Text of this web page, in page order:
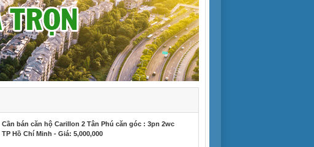
Cần bán căn hộ Carillon 2 Tân Phú căn góc : 3pn 2wc
TP Hồ Chí Minh - Giá: 5,000,000